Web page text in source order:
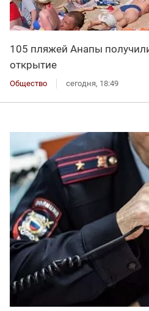
105 пляжей Анапы
открытие
Общество сегодня, 18:49